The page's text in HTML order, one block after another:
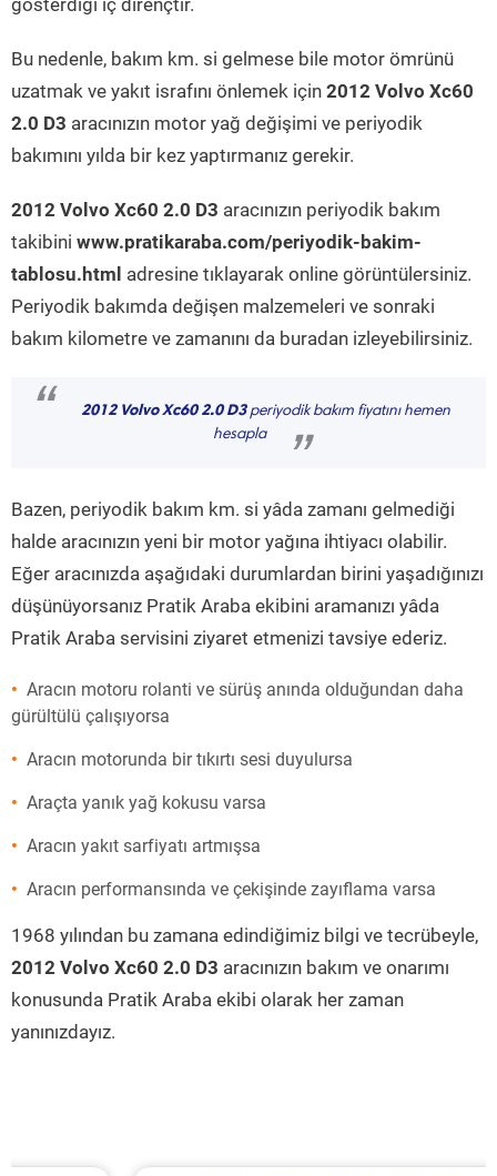
gösterdiği iç dirençtir.
Bu nedenle, bakım km. si gelmese bile motor ömrünü
uzatmak ve yakıt israfını önlemek için 2012 Volvo Xc60
2.0 D3 aracınızın motor yağ değişimi ve periyodik
bakımını yılda bir kez yaptırmanız gerekir.
2012 Volvo Xc60 2.0 D3 aracınızın periyodik bakım
takibini www.pratikaraba.com/periyodik-bakim-
tablosu.html adresine tıklayarak online görüntülersiniz.
Periyodik bakımda değişen malzemeleri ve sonraki
bakım kilometre ve zamanını da buradan izleyebilirsiniz.
“ 2012 Volvo Xc60 2.0 D3periyodik bakım fiyatını hemen
hesapla
”
Bazen, periyodik bakım km. si yâda zamanı gelmediği
halde aracınızın yeni bir motor yağına ihtiyacı olabilir.
Eğer aracınızda aşağıdaki durumlardan birini yaşadığınızı
düşünüyorsanız Pratik Araba ekibini aramanızı yâda
Pratik Araba servisini ziyaret etmenizi tavsiye ederiz.
Aracın motoru rolanti ve sürüş anında olduğundan daha
gürültülü çalışıyorsa
Aracın motorunda bir tıkırtı sesi duyulursa
Araçta yanık yağ kokusu varsa
Aracın yakıt sarfiyatı artmışsa
Aracın performansında ve çekişinde zayıflama varsa
1968 yılından bu zamana edindiğimiz bilgi ve tecrübeyle,
2012 Volvo Xc60 2.0 D3 aracınızın bakım ve onarımı
konusunda Pratik Araba ekibi olarak her zaman
yanınızdayız.